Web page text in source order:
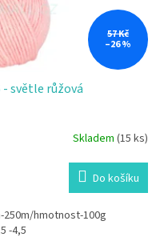
57 Kč
–26 %
- světle růžová
Skladem (15 ks)
Do košíku
250m/hmotnost-100g
-4,5